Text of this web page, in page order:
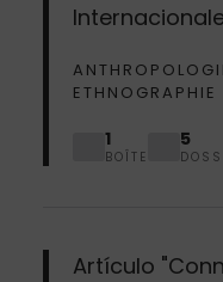
ETHNOGRAPHIE
1
BOÎTE
5
Artículo